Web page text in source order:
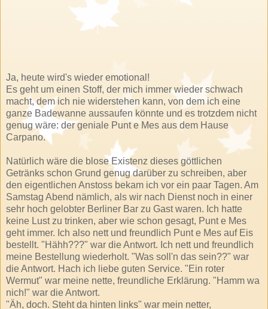
Ja, heute wird's wieder emotional!
Es geht um einen Stoff, der mich immer wieder schwach
macht, dem ich nie widerstehen kann, von dem ich eine
ganze Badewanne aussaufen könnte und es trotzdem nicht
genug wäre: der geniale Punt e Mes aus dem Hause
Carpano.
Natürlich wäre die blose Existenz dieses göttlichen
Getränks schon Grund genug darüber zu schreiben, aber
den eigentlichen Anstoss bekam ich vor ein paar Tagen. Am
Samstag Abend nämlich, als wir nach Dienst noch in einer
sehr hoch gelobter Berliner Bar zu Gast waren. Ich hatte
keine Lust zu trinken, aber wie schon gesagt, Punt e Mes
geht immer. Ich also nett und freundlich Punt e Mes auf Eis
bestellt. "Hähh???" war die Antwort. Ich nett und freundlich
meine Bestellung wiederholt. "Was soll'n das sein??" war
die Antwort. Hach ich liebe guten Service. "Ein roter
Wermut" war meine nette, freundliche Erklärung. "Hamm wa
nich!" war die Antwort.
"Äh, doch. Steht da hinten links" war mein netter,